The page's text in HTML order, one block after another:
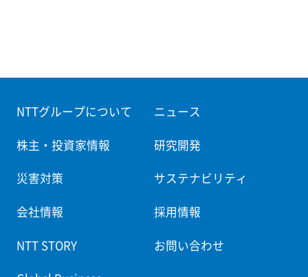
NTTグループについて ニュース
株主・投資家情報 研究開発
災害対策 サステナビリティ
会社情報 採用情報
NTT STORY お問い合わせ